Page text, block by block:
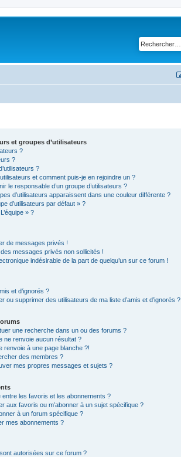
et groupes d’utilisateurs
?
?
?
et comment puis-je en rejoindre un ?
le responsable d’un groupe d’utilisateurs ?
d’utilisateurs apparaissent dans une couleur différente ?
d’utilisateurs par défaut » ?
» ?
de messages privés !
messages privés non sollicités !
indésirable de la part de quelqu’un sur ce forum !
et d’ignorés ?
ou supprimer des utilisateurs de ma liste d’amis et d’ignorés ?
une recherche dans un ou des forums ?
ne renvoie aucun résultat ?
renvoie à une page blanche ?!
des membres ?
mes propres messages et sujets ?
entre les favoris et les abonnements ?
aux favoris ou m’abonner à un sujet spécifique ?
à un forum spécifique ?
mes abonnements ?
autorisées sur ce forum ?